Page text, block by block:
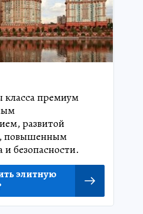
премиум
развитой
повышенным
безопасности.
элитную